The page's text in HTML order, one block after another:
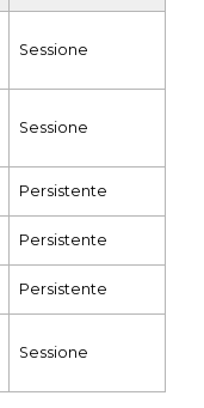
Sessione
Sessione
Persistente
Persistente
Persistente
Sessione